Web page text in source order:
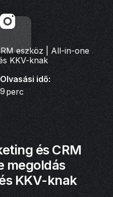
eszköz | All-in-one
KKV-knak
Olvasási idő:
9perc
és CRM
megoldás
KKV-knak